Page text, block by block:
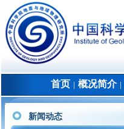
首页 概况简介│
新闻动态